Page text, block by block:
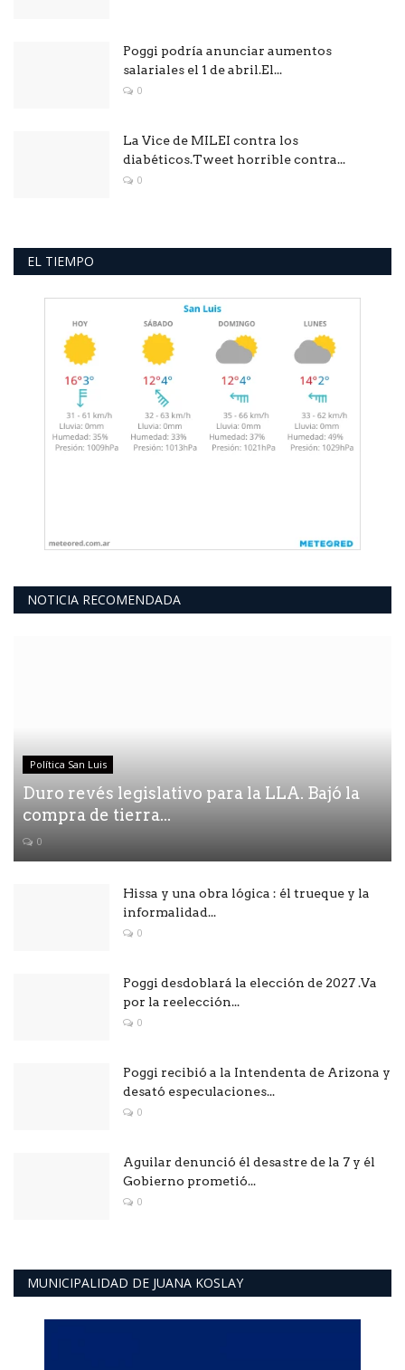
Poggi podría anunciar aumentos
salariales el 1 de abril.El...
0
La Vice de MILEI contra los
diabéticos.Tweet horrible contra...
0
EL TIEMPO
NOTICIA RECOMENDADA
Política San Luis
Duro revés legislativo para la LLA. Bajó la
compra de tierra...
0
Hissa y una obra lógica : él trueque y la
informalidad...
0
Poggi desdoblará la elección de 2027 .Va
por la reelección...
0
Poggi recibió a la Intendenta de Arizona y
desató especulaciones...
0
Aguilar denunció él desastre de la 7 y él
Gobierno prometió...
0
MUNICIPALIDAD DE JUANA KOSLAY